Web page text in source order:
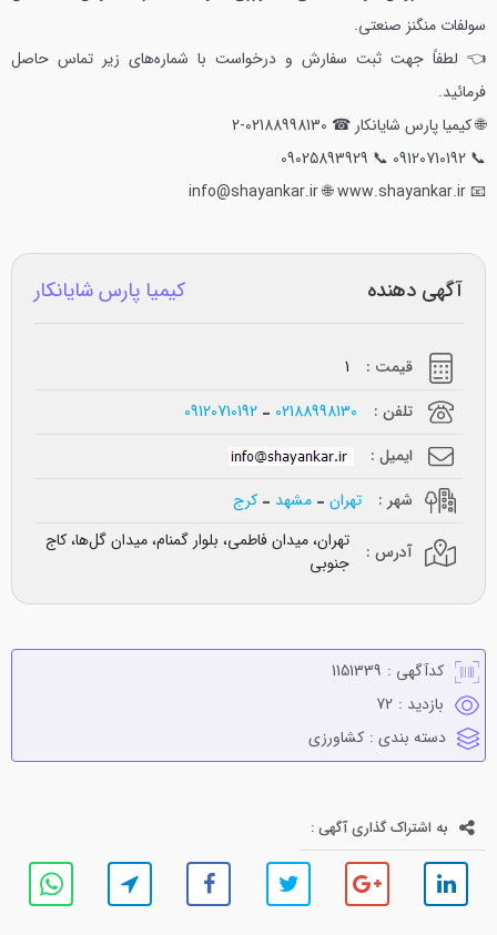
سولفات منگنز صنعتی.
👈 لطفاً جهت ثبت سفارش و درخواست با شماره‌های زیر تماس حاصل
فرمائید.
🌐 کیمیا پارس شایانکار ☎ 02188998130-2
📞 09120710192
📞 09025893929
📧 info@shayankar.ir
🌐 www.shayankar.ir
آگهی دهنده کیمیا پارس شایانکار
قیمت :
1
تلفن :
02188998130
09120710192
ایمیل :
شهر :
تهران مشهد کرج
آدرس :
تهران، میدان فاطمی، بلوار گمنام، میدان گل‌ها، کاج
جنوبی
کدآگهی : 1151339
بازدید : 72
دسته بندی : كشاورزي
به اشتراک گذاری آگهی :